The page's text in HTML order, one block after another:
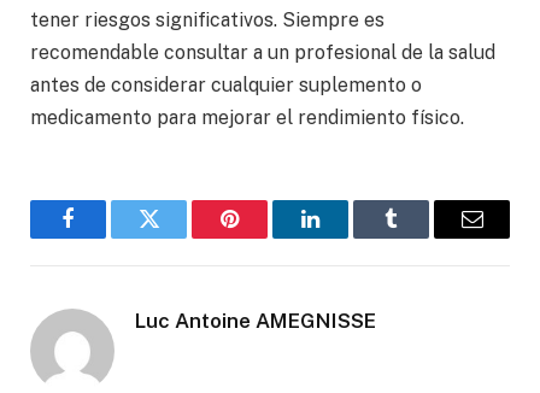
tener riesgos significativos. Siempre es
recomendable consultar a un profesional de la salud
antes de considerar cualquier suplemento o
medicamento para mejorar el rendimiento físico.
FacebookTwitter Pinterest LinkedInTumblr Email
Luc Antoine AMEGNISSE